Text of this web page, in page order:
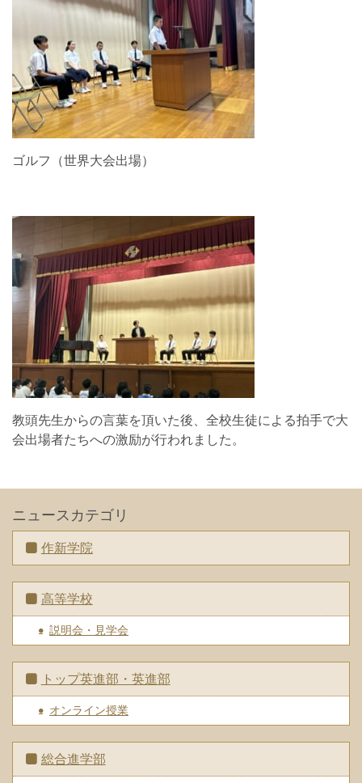
ゴルフ（世界大会出場）
教頭先生からの言葉を頂いた後、全校生徒による拍手で大
会出場者たちへの激励が行われました。
ニュースカテゴリ
作新学院
高等学校
説明会・見学会
トップ英進部・英進部
オンライン授業
総合進学部